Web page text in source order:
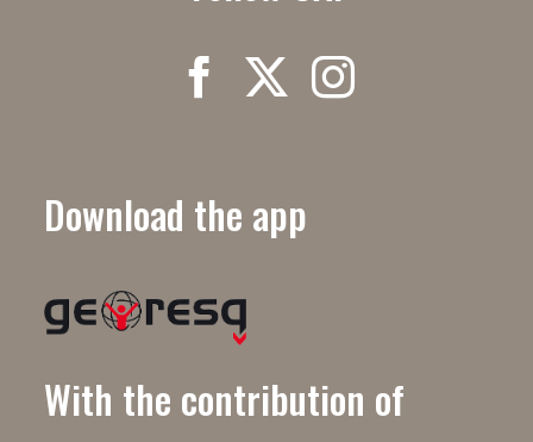
Download the app
With the contribution of